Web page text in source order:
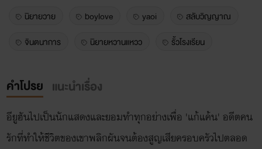
นิยายวาย boylove yaoi
สลับวิญญาณ
จินตนาการ
นิยายหวานแหวว รั้วโรงเรียน
คำโปรย แนะนำเรื่อง
อียูฮันไปเป็นนักแสดงและยอมทำทุกอย่างเพื่อ 'แก้แค้น' อดีตคน
รักที่ทำให้ชีวิตของเขาพลิกผันจนต้องสูญเสียครอบครัวไปตลอด